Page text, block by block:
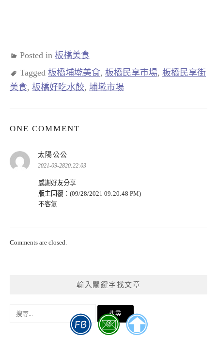
Posted in 板橋美食
Tagged 板橋埔墘美食, 板橋民享市場, 板橋民享街
美食, 板橋好吃水餃, 埔墘市場
ONE COMMENT
太陽公公
示:
2021-09-2820:22:03
感謝好友分享
版主回覆：(09/28/2021 09:20:48 PM)
不客氣
Comments are closed.
輸入關鍵字找文章